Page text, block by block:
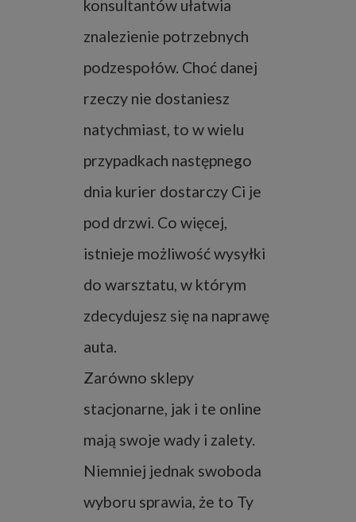
konsultantów ułatwia
znalezienie potrzebnych
podzespołów. Choć danej
rzeczy nie dostaniesz
natychmiast, to w wielu
przypadkach następnego
dnia kurier dostarczy Ci je
pod drzwi. Co więcej,
istnieje możliwość wysyłki
do warsztatu, w którym
zdecydujesz się na naprawę
auta.
Zarówno sklepy
stacjonarne, jak i te online
mają swoje wady i zalety.
Niemniej jednak swoboda
wyboru sprawia, że to Ty